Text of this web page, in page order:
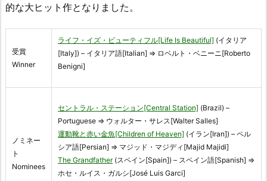
的な大ヒット作となりました。
受賞
Winner
ライフ・イズ・ビューティフル[Life Is Beautiful] (イタリア
[Italy]) – イタリア語[Italian] ⇒ ロベルト・ベニーニ[Roberto
Benigni]
ノミネー
ト
Nominees
セントラル・ステーション[Central Station] (Brazil) –
Portuguese ⇒ ウォルター・サレス[Walter Salles]
運動靴と赤い金魚[Children of Heaven] (イラン[Iran]) – ペル
シア語[Persian] ⇒ マジッド・マジディ[Majid Majidi]
The Grandfather(スペイン[Spain]) – スペイン語[Spanish] ⇒
ホセ・ルイス・ガルシ[José Luis Garci]